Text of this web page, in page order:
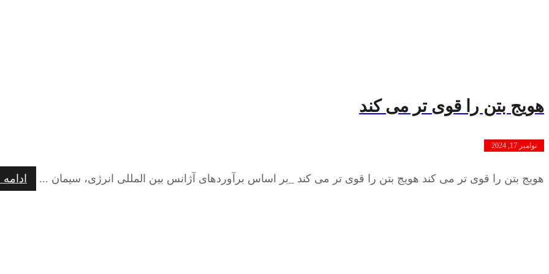
هویج بتن را قوی تر می کند
نوامبر 17, 2024
هویج بتن را قوی تر می کند هویج بتن را قوی تر می کند _بر اساس برآوردهای آژانس بین المللی انرژی، سیمان ...